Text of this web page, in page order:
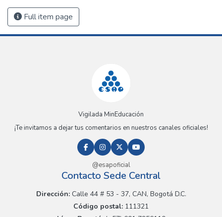
Full item page
Vigilada MinEducación
¡Te invitamos a dejar tus comentarios en nuestros canales oficiales!
@esapoficial
Contacto Sede Central
Dirección:Calle 44 # 53 - 37, CAN, Bogotá D.C.
Código postal: 111321